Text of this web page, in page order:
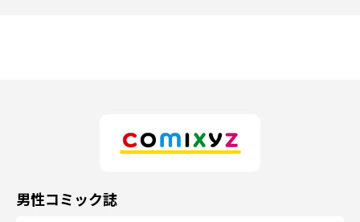
男性コミック誌